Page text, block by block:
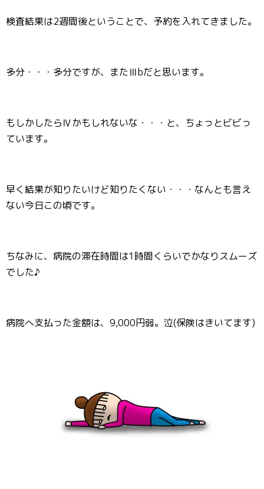
検査結果は2週間後ということで、予約を入れてきました。
多分・・・多分ですが、またⅢbだと思います。
もしかしたらⅣかもしれないな・・・と、ちょっとビビっ
ています。
早く結果が知りたいけど知りたくない・・・なんとも言え
ない今日この頃です。
ちなみに、病院の滞在時間は1時間くらいでかなりスムーズ
でした♪
病院へ支払った金額は、9,000円弱。泣(保険はきいてます)